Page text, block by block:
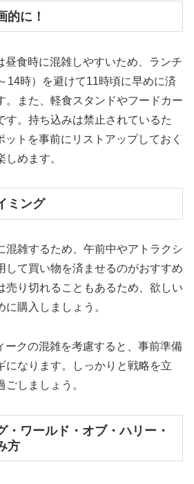
的に！
昼食時に混雑しやすいため、ランチ
14時）を避けて11時頃に早めに済
。また、軽食スタンドやフードカー
す。持ち込みは禁止されているた
トを事前にリストアップしておく
めます。
ミング
混雑するため、午前中やアトラクシ
して買い物を済ませるのがおすすめ
売り切れることもあるため、欲しい
に購入しましょう。
ークの混雑を考慮すると、事前準備
になります。しっかりと戦略を立
しましょう。
・ワールド・オブ・ハリー・
方